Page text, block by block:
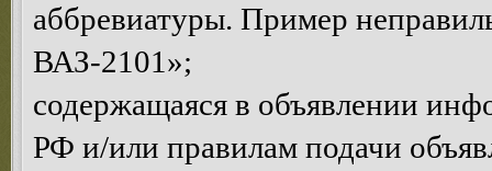
аббревиатуры. Пример
ВАЗ-2101»;
содержащаяся в объявлении
РФ и/или правилам подачи